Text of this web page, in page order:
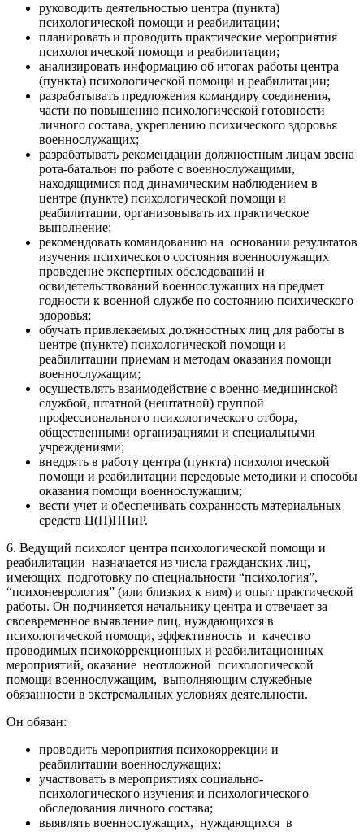
руководить деятельностью центра (пункта)
психологической помощи и реабилитации;
планировать и проводить практические мероприятия
психологической помощи и реабилитации;
анализировать информацию об итогах работы центра
(пункта) психологической помощи и реабилитации;
разрабатывать предложения командиру соединения,
части по повышению психологической готовности
личного состава, укреплению психического здоровья
военнослужащих;
разрабатывать рекомендации должностным лицам звена
рота-батальон по работе с военнослужащими,
находящимися под динамическим наблюдением в
центре (пункте) психологической помощи и
реабилитации, организовывать их практическое
выполнение;
рекомендовать командованию на основании результатов
изучения психического состояния военнослужащих
проведение экспертных обследований и
освидетельствований военнослужащих на предмет
годности к военной службе по состоянию психического
здоровья;
обучать привлекаемых должностных лиц для работы в
центре (пункте) психологической помощи и
реабилитации приемам и методам оказания помощи
военнослужащим;
осуществлять взаимодействие с военно-медицинской
службой, штатной (нештатной) группой
профессионального психологического отбора,
общественными организациями и специальными
учреждениями;
внедрять в работу центра (пункта) психологической
помощи и реабилитации передовые методики и способы
оказания помощи военнослужащим;
вести учет и обеспечивать сохранность материальных
средств Ц(П)ППиР.
6. Ведущий психолог центра психологической помощи и
реабилитации назначается из числа гражданских лиц,
имеющих подготовку по специальности “психология”,
“психоневрология” (или близких к ним) и опыт практической
работы. Он подчиняется начальнику центра и отвечает за
своевременное выявление лиц, нуждающихся в
психологической помощи, эффективность и качество
проводимых психокоррекционных и реабилитационных
мероприятий, оказание неотложной психологической
помощи военнослужащим, выполняющим служебные
обязанности в экстремальных условиях деятельности.
Он обязан:
проводить мероприятия психокоррекции и
реабилитации военнослужащих;
участвовать в мероприятиях социально-
психологического изучения и психологического
обследования личного состава;
выявлять военнослужащих, нуждающихся в